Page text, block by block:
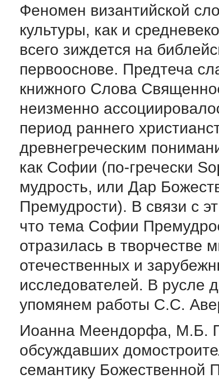
Феномен византийской
культуры, как и
всего зиждется на
первооснове. Предтеча
книжного Слова
неизменно
период раннего
древнегреческим
как Софии (по-гречески
мудрость, или Дар
Премудрости). В связи с
что тема Софии
отразилась в творчестве
отечественных и
исследователей. В русле
упомянем работы С.С.
Иоанна Меендорфа, М.Б.
обсуждавших
семантику Божественной